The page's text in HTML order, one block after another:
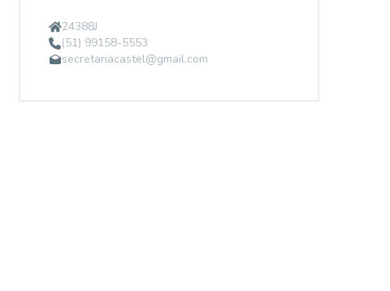
24388J
(51) 99158-5553
secretariacastel@gmail.com